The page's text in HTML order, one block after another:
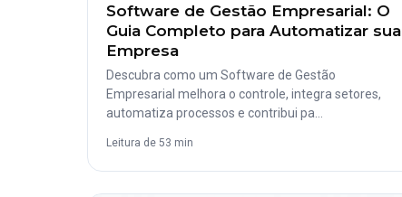
Software de Gestão Empresarial: O
Guia Completo para Automatizar sua
Empresa
Descubra como um Software de Gestão
Empresarial melhora o controle, integra setores,
automatiza processos e contribui pa…
Leitura de 53 min